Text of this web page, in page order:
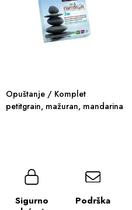
Opuštanje / Komplet
petitgrain, mažuran, mandarina
Sigurno
Podrška